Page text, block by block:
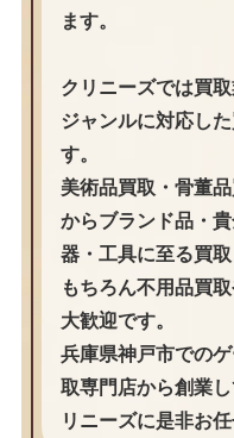
ます。
クリニーズでは買
ジャンルに対応し
す。
美術品買取・骨董
からブランド品・
器・工具に至る買取
もちろん不用品買
大歓迎です。
兵庫県神戸市での
取専門店から創業
リニーズに是非お任